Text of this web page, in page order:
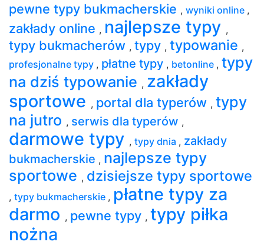
pewne typy bukmacherskie , wyniki online ,
zakłady online , najlepsze typy ,
typy bukmacherów , typy , typowanie ,
profesjonalne typy , płatne typy , betonline , typy
na dziś typowanie , zakłady
sportowe , portal dla typerów , typy
na jutro , serwis dla typerów ,
darmowe typy , typy dnia , zakłady
bukmacherskie , najlepsze typy
sportowe , dzisiejsze typy sportowe
, typy bukmacherskie , płatne typy za
darmo , pewne typy , typy piłka
nożna